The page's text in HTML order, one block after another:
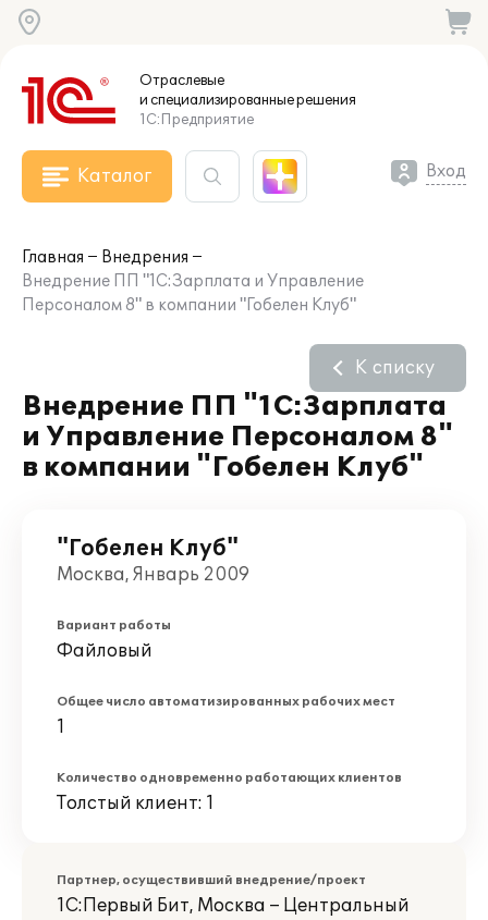
Отраслевые
и специализированныерешения
1С:Предприятие
Каталог Вход
Главная
Внедрения
Внедрение ПП "1С:Зарплата и Управление
Персоналом 8" в компании "Гобелен Клуб"
Внедрение ПП "1С:Зарплата
и Управление Персоналом 8"
в компании "Гобелен Клуб"
К списку
"Гобелен Клуб"
Москва, Январь 2009
Вариант работы
Файловый
Общее число автоматизированных рабочих мест
1
Количество одновременно работающих клиентов
Толстый клиент: 1
Партнер, осуществивший внедрение/проект
1С:Первый Бит, Москва – Центральный